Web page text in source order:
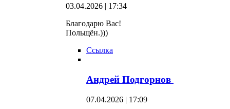
03.04.2026 | 17:34
Благодарю Вас!
Польщён.)))
Ссылка
Андрей Подгорнов
07.04.2026 | 17:09